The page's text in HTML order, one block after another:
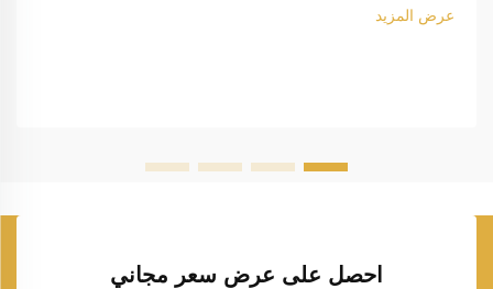
عرض المزيد
احصل على عرض سعر مجاني